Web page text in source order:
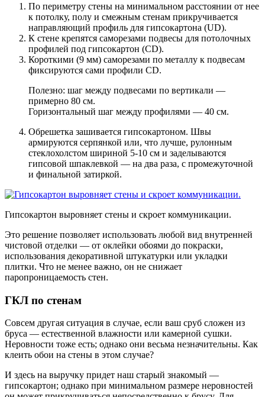
По периметру стены на минимальном расстоянии от нее
к потолку, полу и смежным стенам прикручивается
направляющий профиль для гипсокартона (UD).
К стене крепятся саморезами подвесы для потолочных
профилей под гипсокартон (CD).
Короткими (9 мм) саморезами по металлу к подвесам
фиксируются сами профили CD.
Полезно: шаг между подвесами по вертикали —
примерно 80 см.
Горизонтальный шаг между профилями — 40 см.
Обрешетка зашивается гипсокартоном. Швы
армируются серпянкой или, что лучше, рулонным
стеклохолстом шириной 5-10 см и заделываются
гипсовой шпаклевкой — на два раза, с промежуточной
и финальной затиркой.
Гипсокартон выровняет стены и скроет коммуникации.
Это решение позволяет использовать любой вид внутренней
чистовой отделки — от оклейки обоями до покраски,
использования декоративной штукатурки или укладки
плитки. Что не менее важно, он не снижает
паропроницаемость стен.
ГКЛ по стенам
Совсем другая ситуация в случае, если ваш сруб сложен из
бруса — естественной влажности или камерной сушки.
Неровности тоже есть; однако они весьма незначительны. Как
клеить обои на стены в этом случае?
И здесь на выручку придет наш старый знакомый —
гипсокартон; однако при минимальном размере неровностей